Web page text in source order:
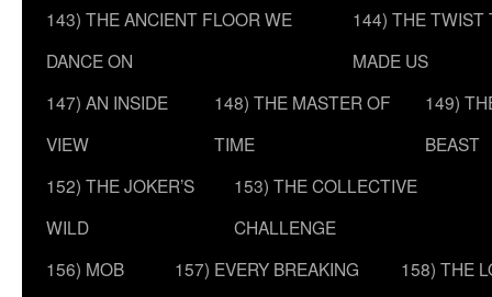
143) THE ANCIENT FLOOR WE
DANCE ON
144) THE TWIST
MADE US
147) AN INSIDE
VIEW
148) THE MASTER OF
TIME
149)
BEAST
152) THE JOKER’S
WILD
153) THE COLLECTIVE
CHALLENGE
156) MOB
157) EVERY BREAKING
158) THE